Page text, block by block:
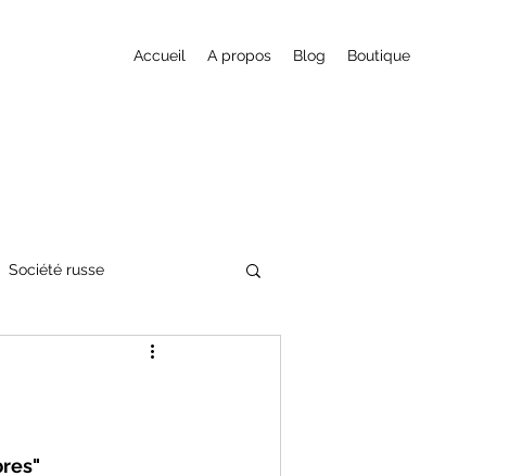
Accueil A propos Blog Boutique
Société russe